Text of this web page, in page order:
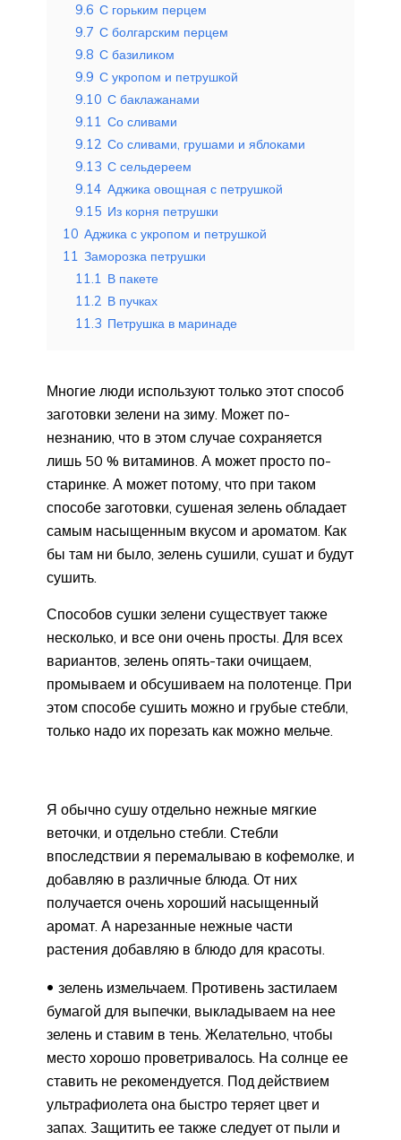
9.6 С горьким перцем
9.7 С болгарским перцем
9.8 С базиликом
9.9 С укропом и петрушкой
9.10 С баклажанами
9.11 Со сливами
9.12 Со сливами, грушами и яблоками
9.13 С сельдереем
9.14 Аджика овощная с петрушкой
9.15 Из корня петрушки
10 Аджика с укропом и петрушкой
11 Заморозка петрушки
11.1 В пакете
11.2 В пучках
11.3 Петрушка в маринаде
Многие люди используют только этот способ
заготовки зелени на зиму. Может по-
незнанию, что в этом случае сохраняется
лишь 50 % витаминов. А может просто по-
старинке. А может потому, что при таком
способе заготовки, сушеная зелень обладает
самым насыщенным вкусом и ароматом. Как
бы там ни было, зелень сушили, сушат и будут
сушить.
Способов сушки зелени существует также
несколько, и все они очень просты. Для всех
вариантов, зелень опять-таки очищаем,
промываем и обсушиваем на полотенце. При
этом способе сушить можно и грубые стебли,
только надо их порезать как можно мельче.
Я обычно сушу отдельно нежные мягкие
веточки, и отдельно стебли. Стебли
впоследствии я перемалываю в кофемолке, и
добавляю в различные блюда. От них
получается очень хороший насыщенный
аромат. А нарезанные нежные части
растения добавляю в блюдо для красоты.
зелень измельчаем. Противень застилаем
бумагой для выпечки, выкладываем на нее
зелень и ставим в тень. Желательно, чтобы
место хорошо проветривалось. На солнце ее
ставить не рекомендуется. Под действием
ультрафиолета она быстро теряет цвет и
запах. Защитить ее также следует от пыли и